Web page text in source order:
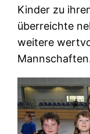
Kinder zu
überreichte
weitere